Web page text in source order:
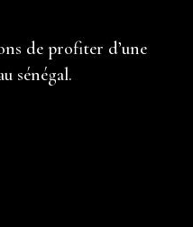
de profiter d’une
sénégal.